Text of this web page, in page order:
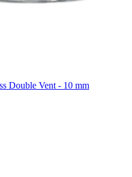
Double Vent - 10 mm